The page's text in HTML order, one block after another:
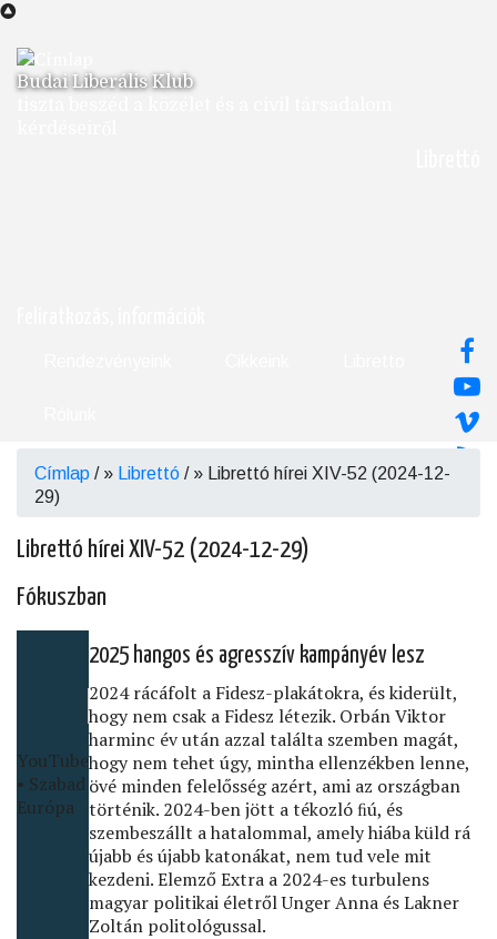
Ugrás
tartalomra
Budai Liberális Klub
Morzsa
Címlap / Librettó /
Librettó hírei XIV-52 (2024-12-
29)
Librettó hírei XIV-52 (2024-12-29)
Fókuszban
YouTube
• Szabad
Európa
2025 hangos és agresszív kampányév lesz
2024 rácáfolt a Fidesz-plakátokra, és kiderült,
hogy nem csak a Fidesz létezik. Orbán Viktor
harminc év után azzal találta szemben magát,
hogy nem tehet úgy, mintha ellenzékben lenne,
övé minden felelősség azért, ami az országban
történik. 2024-ben jött a tékozló ﬁú, és
szembeszállt a hatalommal, amely hiába küld rá
újabb és újabb katonákat, nem tud vele mit
kezdeni. Elemző Extra a 2024-es turbulens
magyar politikai életről Unger Anna és Lakner
Zoltán politológussal.